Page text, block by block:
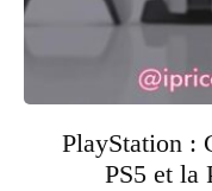
PlayStation :
PS5 et la